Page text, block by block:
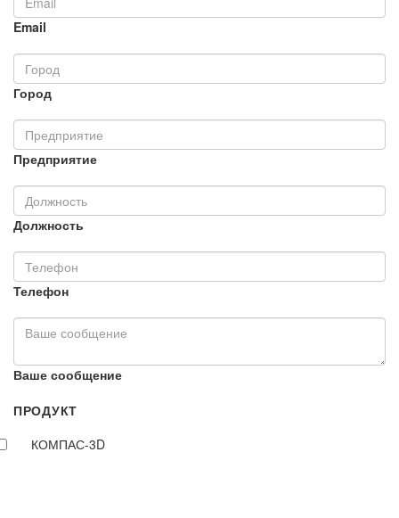
Email
Город
Предприятие
Должность
Телефон
Ваше сообщение
ПРОДУКТ
КОМПАС-3D